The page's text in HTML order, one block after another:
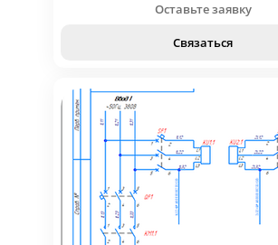
Оставьте заявку
Связаться